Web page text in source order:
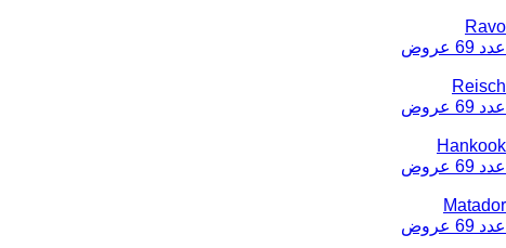
Ravo
عدد 69 عروض
Reisch
عدد 69 عروض
Hankook
عدد 69 عروض
Matador
عدد 69 عروض